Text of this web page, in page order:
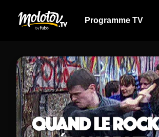
Programme TV